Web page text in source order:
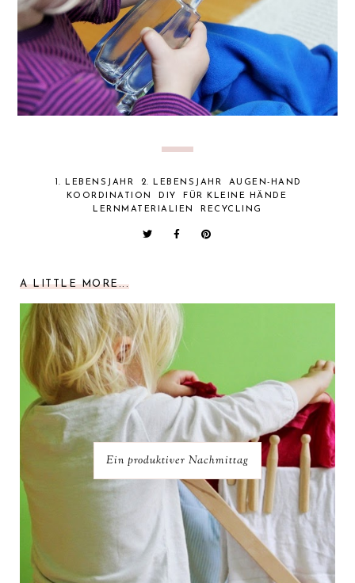
1. LEBENSJAHR 2. LEBENSJAHR
AUGEN-HAND
KOORDINATION
DIY
FÜR KLEINE HÄNDE
LERNMATERIALIEN
RECYCLING
A LITTLE MORE...
Ein produktiver Nachmittag